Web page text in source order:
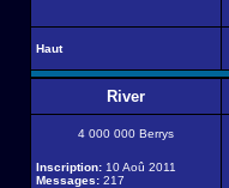
Haut
River
4 000 000 Berrys
Inscription: 10 Aoû 2011
Messages: 217